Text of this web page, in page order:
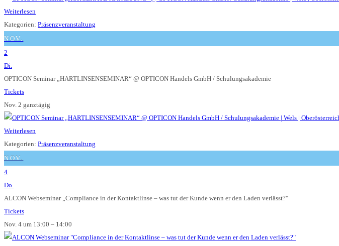
Weiterlesen
Kategorien: Präsenzveranstaltung
NOV.
2
Di.
OPTICON Seminar „HARTLINSENSEMINAR“ @ OPTICON Handels GmbH / Schulungsakademie
Tickets
Nov. 2 ganztägig
Weiterlesen
Kategorien: Präsenzveranstaltung
NOV.
4
Do.
ALCON Webseminar „Compliance in der Kontaktlinse – was tut der Kunde wenn er den Laden verlässt?“
Tickets
Nov. 4 um 13:00 – 14:00